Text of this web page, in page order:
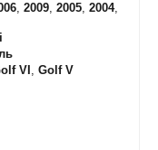
, 2009, 2005, 2004,
VI , Golf V